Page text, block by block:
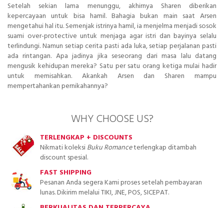
Setelah sekian lama menunggu, akhirnya Sharen diberikan
kepercayaan untuk bisa hamil. Bahagia bukan main saat Arsen
mengetahui hal itu. Semenjak istrinya hamil, ia menjelma menjadi sosok
suami over-protective untuk menjaga agar istri dan bayinya selalu
terlindungi. Namun setiap cerita pasti ada luka, setiap perjalanan pasti
ada rintangan. Apa jadinya jika seseorang dari masa lalu datang
mengusik kehidupan mereka? Satu per satu orang ketiga mulai hadir
untuk memisahkan. Akankah Arsen dan Sharen mampu
mempertahankan pernikahannya?
WHY CHOOSE US?
TERLENGKAP + DISCOUNTS
Nikmati koleksiBuku Romanceterlengkap ditambah
discount spesial.
FAST SHIPPING
Pesanan Anda segera Kami proses setelah pembayaran
lunas. Dikirim melalui TIKI, JNE, POS, SICEPAT.